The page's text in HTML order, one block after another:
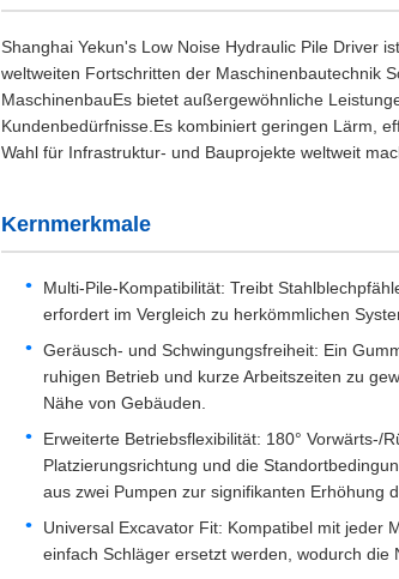
Shanghai Yekun's Low Noise Hydraulic Pile Driver
weltweiten Fortschritten der Maschinenbautechnik
MaschinenbauEs bietet außergewöhnliche
Kundenbedürfnisse.Es kombiniert geringen Lärm,
Wahl für Infrastruktur- und Bauprojekte weltweit
Kernmerkmale
Multi-Pile-Kompatibilität: Treibt
erfordert im Vergleich zu herkömmlichen
Geräusch- und Schwingungsfreiheit: Ein
ruhigen Betrieb und kurze Arbeitszeiten zu
Nähe von Gebäuden.
Erweiterte Betriebsflexibilität: 180° Vorwärts-/
Platzierungsrichtung und die
aus zwei Pumpen zur signifikanten Erhöhung
Universal Excavator Fit: Kompatibel mit jeder
einfach Schläger ersetzt werden, wodurch die